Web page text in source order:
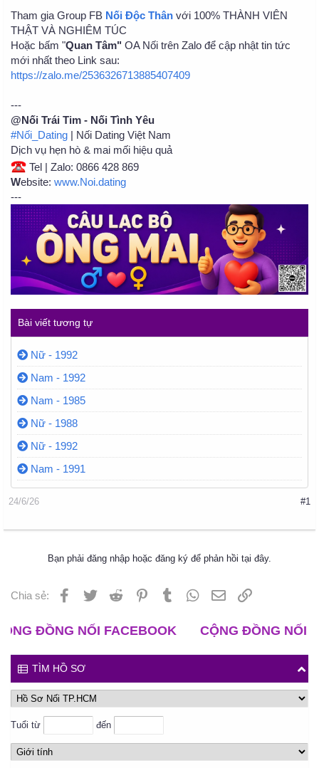
Tham gia Group FB Nối Độc Thân với 100% THÀNH VIÊN
THẬT VÀ NGHIÊM TÚC
Hoặc bấm "Quan Tâm" OA Nối trên Zalo để cập nhật tin tức
mới nhất theo Link sau:
https://zalo.me/2536326713885407409
---
@Nối Trái Tim - Nối Tình Yêu
#Nối_Dating | Nối Dating Việt Nam
Dịch vụ hẹn hò & mai mối hiệu quả
Tel | Zalo: 0866 428 869
Website: www.Noi.dating
---
Bài viết tương tự
Nữ - 1992
Nam - 1992
Nam - 1985
Nữ - 1988
Nữ - 1992
Nam - 1991
#1
24/6/26
Bạn phải đăng nhập hoặc đăng ký để phản hồi tại đây.
Chia sẻ: Facebook
Twitter Reddit PinterestTumblr WhatsApp
Email
NỐI FACEBOOK CỘNG ĐỒNG NỐI ZALO
TÌM HỒ SƠ
Tuổi từ đến